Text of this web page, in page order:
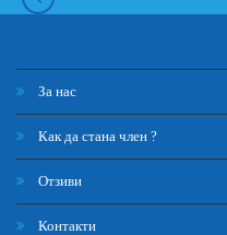
За нас
Как да стана член ?
Отзиви
Контакти